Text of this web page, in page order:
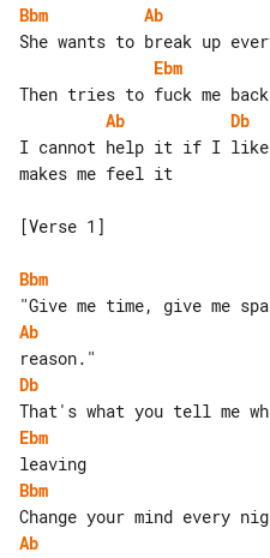
Bbm
Ab
Ebm
Ab
Db
I cannot help it if I like
makes me feel it
[Verse 1]
Bbm
Ab
Db
Ebm
Bbm
Ab